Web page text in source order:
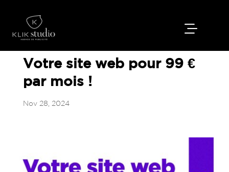
Votre site web pour 99 €
par mois !
Nov 28, 2024